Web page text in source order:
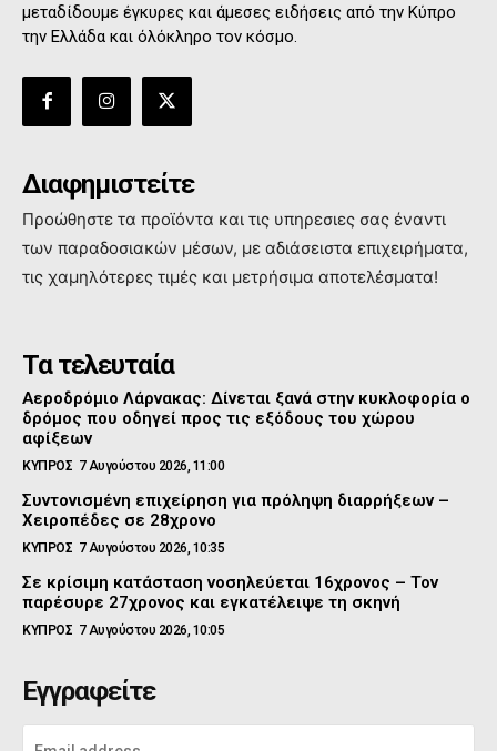
μεταδίδουμε έγκυρες και άμεσες ειδήσεις από την Κύπρο
την Ελλάδα και όλόκληρο τον κόσμο.
Διαφημιστείτε
Προώθηστε τα προϊόντα και τις υπηρεσιες σας έναντι
των παραδοσιακών μέσων, με αδιάσειστα επιχειρήματα,
τις χαμηλότερες τιμές και μετρήσιμα αποτελέσματα!
Τα τελευταία
Αεροδρόμιο Λάρνακας: Δίνεται ξανά στην κυκλοφορία ο
δρόμος που οδηγεί προς τις εξόδους του χώρου
αφίξεων
ΚΥΠΡΟΣ 7 Αυγούστου 2026, 11:00
Συντονισμένη επιχείρηση για πρόληψη διαρρήξεων –
Χειροπέδες σε 28χρονο
ΚΥΠΡΟΣ 7 Αυγούστου 2026, 10:35
Σε κρίσιμη κατάσταση νοσηλεύεται 16χρονος – Τον
παρέσυρε 27χρονος και εγκατέλειψε τη σκηνή
ΚΥΠΡΟΣ 7 Αυγούστου 2026, 10:05
Εγγραφείτε